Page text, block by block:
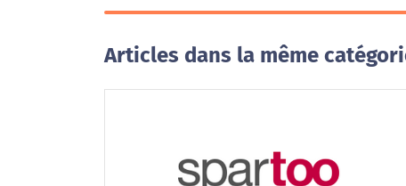
Articles dans la même